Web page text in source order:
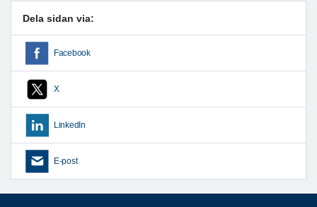
Dela sidan via:
Facebook
X
LinkedIn
E-post